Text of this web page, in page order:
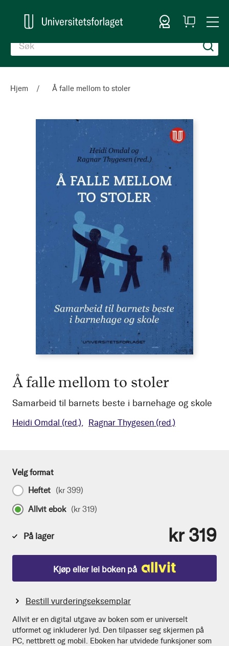
Logg inn
Handlekurv
Hjem Å falle mellom to stoler
Å falle mellom to stoler
Samarbeid til barnets beste i barnehage og skole
Heidi Omdal (red.) Ragnar Thygesen (red.)
Velg format
Heftet (kr 399)
Allvit ebok (kr 319)
På lager kr 319
Kjøp eller lei boken på
Bestill vurderingseksemplar
Allvit er en digital utgave av boken som er universelt
utformet og inkluderer lyd. Den tilpasser seg skjermen på
PC, nettbrett og mobil. Eboken har utvidede funksjoner som